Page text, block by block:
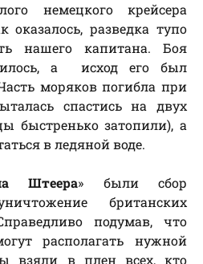
немецкого крейсера
оказалось, разведка тупо
нашего капитана. Боя
а исход его был
моряков погибла при
спастись на двух
быстренько затопили), а
в ледяной воде.
Штеера» были сбор
британских
подумав, что
располагать нужной
взяли в плен всех, кто